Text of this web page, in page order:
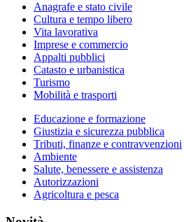
Anagrafe e stato civile
Cultura e tempo libero
Vita lavorativa
Imprese e commercio
Appalti pubblici
Catasto e urbanistica
Turismo
Mobilità e trasporti
Educazione e formazione
Giustizia e sicurezza pubblica
Tributi, finanze e contravvenzioni
Ambiente
Salute, benessere e assistenza
Autorizzazioni
Agricoltura e pesca